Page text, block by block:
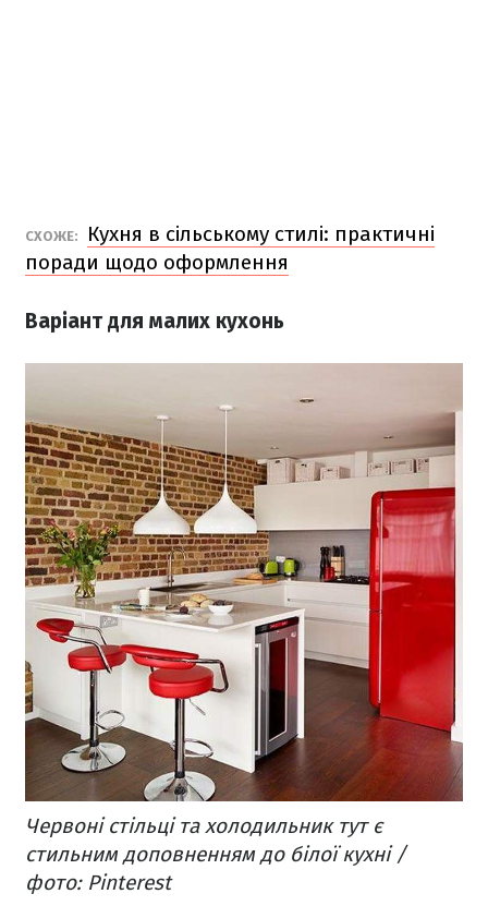
СХОЖЕ:
Кухня в сільському стилі: практичні
поради щодо оформлення
Варіант для малих кухонь
Червоні стільці та холодильник тут є
стильним доповненням до білої кухні /
фото: Pinterest